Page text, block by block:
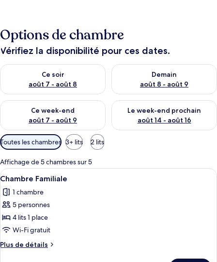
Options de chambre
Vérifiez la disponibilité pour ces dates.
Ce soir
août 7 - août 8
Vérifier la disponibilité pour ce soir août 7 - août 8
Demain
août 8 - août 9
Vérifier la disponibilité pour
Ce week-end
août 7 - août 9
Vérifier la disponibilité pour ce week-end août 7 - août 9
Le week-end prochain
août 14 - août 16
Vérifier la disponibilité pour
Filtres
disponibles
pour
les
chambres
Toutes les chambres 3+ lits 2 lits
Affichage de 5 chambres sur 5
Afficher
toutes
les
photos
pour
ce
type
de
Une chambre d’hôtel avec un mur
2
Chambre Familiale
1 chambre
5 personnes
4 lits 1 place
Wi-Fi gratuit
Plus de détails
Plus